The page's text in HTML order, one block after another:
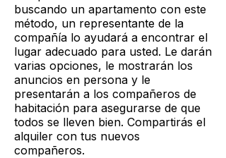
buscando un apartamento con este
método, un representante de la
compañía lo ayudará a encontrar el
lugar adecuado para usted. Le darán
varias opciones, le mostrarán los
anuncios en persona y le
presentarán a los compañeros de
habitación para asegurarse de que
todos se lleven bien. Compartirás el
alquiler con tus nuevos
compañeros.